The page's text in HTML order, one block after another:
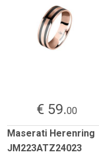
€ 59.00
Maserati Herenring
JM223ATZ24023